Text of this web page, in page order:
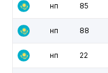
нп 85
нп 88
нп 22